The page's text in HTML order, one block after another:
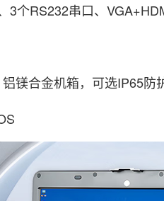
3个RS232串口、
镁合金机箱，可选IP65防